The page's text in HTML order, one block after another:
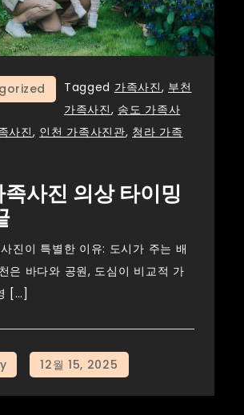
Tagged 가족사진, 부천
가족사진, 송도 가족사
사진, 인천 가족사진관, 청라 가족
사진 의상 타이밍
진이 특별한 이유: 도시가 주는 배
은 바다와 공원, 도심이 비교적 가
[…]